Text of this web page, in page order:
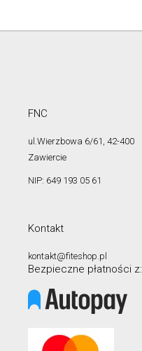
FNC
ul.Wierzbowa 6/61, 42-400
Zawiercie
NIP: 649 193 05 61
Kontakt
kontakt@fiteshop.pl
Bezpieczne płatności z: